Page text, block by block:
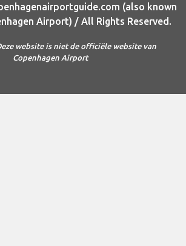
(also known
Airport) / All Rights Reserved.
website is niet de officiële website van
Copenhagen Airport